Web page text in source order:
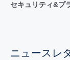
セキュリティ&プ
ニュースレ